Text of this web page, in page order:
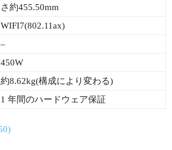
さ約455.50mm
WIFI7(802.11ax)
–
450W
約8.62kg(構成により変わる)
1 年間のハードウェア保証